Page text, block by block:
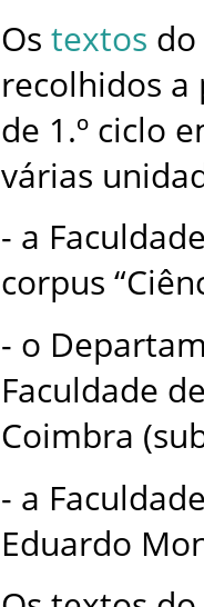
Os textos do
recolhidos
de 1.º ciclo
várias
- a
corpus
- o
Faculdade
Coimbra
- a
Eduardo